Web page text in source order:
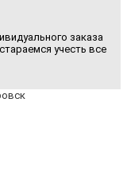
заказа
учесть все